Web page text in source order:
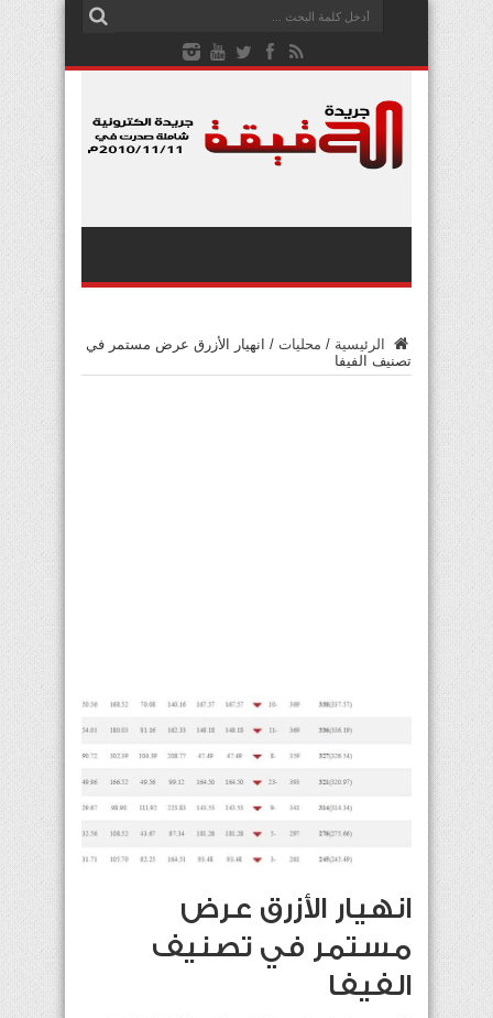
الرئيسية / محليات / انهيار الأزرق عرض مستمر في
تصنيف الفيفا
انهيار الأزرق عرض
مستمر في تصنيف
الفيفا